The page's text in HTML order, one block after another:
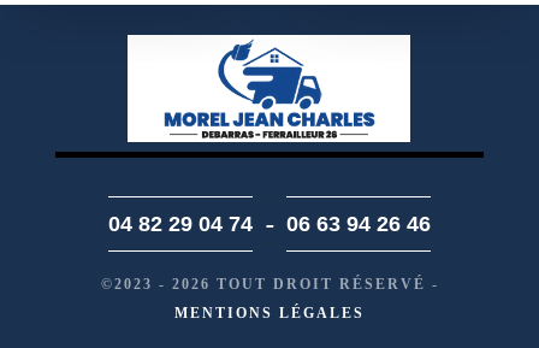
04 82 29 04 74 - 06 63 94 26 46
©2023 - 2026 TOUT DROIT RÉSERVÉ -
MENTIONS LÉGALES